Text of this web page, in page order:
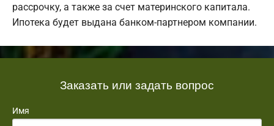
рассрочку, а также за счет материнского капитала.
Ипотека будет выдана банком-партнером компании.
Заказать или задать вопрос
Имя